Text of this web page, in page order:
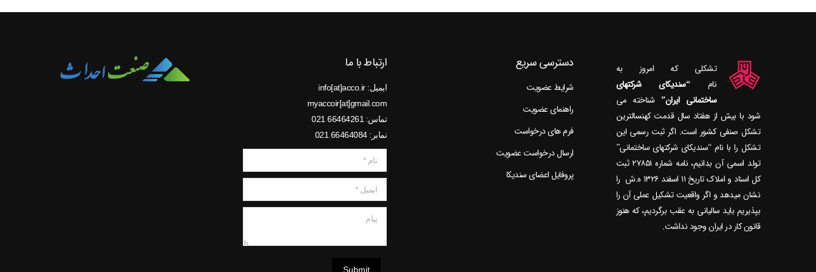
تشکلی که امروز به
نام“سندیکای شرکتهای
ساختمانی ایران”
شود با بیش از هفتاد سال قدمت کهنسال‎ترین
تشکل صنفی کشور است. اگر ثبت رسمی این
تشکل را با نام “سندیکای شرکتهای ساختمانی”
تولد اسمی آن بدانیم، نامه شماره ۲۷۸۵۱ ثبت
کل اسناد و املاک تاریخ ۱۱ اسفند ۱۳۲۶ ه.ش را
نشان می‎دهد و اگر واقعیت تشکیل عملی آن را
بپذیریم باید سالیانی به عقب برگردیم، که هنوز
قانون کار در ایران وجود نداشت.
دسترسی سریع
شرایط عضویت
راهنمای عضویت
فرم های درخواست
ارسال درخواست عضویت
پروفایل اعضای سندیکا
ارتباط با ما
ایمیل: info[at]acco.ir
myaccoir[at]gmail.com
تماس: 66464261 021
نمابر: 66464084 021
نام *
ایمیل *
Submit